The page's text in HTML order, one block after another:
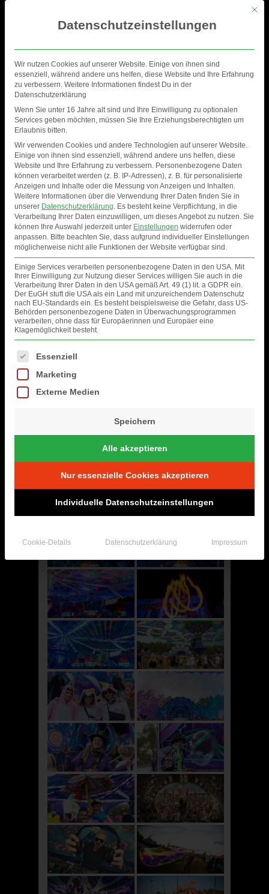
PSYCHEDELIC CIRCUS |
GÖHLEN
Mit
Datenschutzeinstellungen
Wir nutzen Cookies auf unserer Website. Einige von ihnen sind
essenziell, während andere uns helfen, diese Website und Ihre Erfahrung
zu verbessern. Weitere Informationen findest Du in der
Datenschutzerklärung
Wenn Sie unter 16 Jahre alt sind und Ihre Einwilligung zu optionalen
Services geben möchten, müssen Sie Ihre Erziehungsberechtigten um
Erlaubnis bitten.
Wir verwenden Cookies und andere Technologien auf unserer Website.
Einige von ihnen sind essenziell, während andere uns helfen, diese
Website und Ihre Erfahrung zu verbessern. Personenbezogene Daten
können verarbeitet werden (z. B. IP-Adressen), z. B. für personalisierte
Anzeigen und Inhalte oder die Messung von Anzeigen und Inhalten.
Weitere Informationen über die Verwendung Ihrer Daten finden Sie in
unserer Datenschutzerklärung. Es besteht keine Verpflichtung, in die
Verarbeitung Ihrer Daten einzuwilligen, um dieses Angebot zu nutzen. Sie
können Ihre Auswahl jederzeit unter Einstellungen widerrufen oder
anpassen. Bitte beachten Sie, dass aufgrund individueller Einstellungen
möglicherweise nicht alle Funktionen der Website verfügbar sind.
Einige Services verarbeiten personenbezogene Daten in den USA. Mit
Ihrer Einwilligung zur Nutzung dieser Services willigen Sie auch in die
Verarbeitung Ihrer Daten in den USA gemäß Art. 49 (1) lit. a GDPR ein.
Der EuGH stuft die USA als ein Land mit unzureichendem Datenschutz
nach EU-Standards ein. Es besteht beispielsweise die Gefahr, dass US-
Behörden personenbezogene Daten in Überwachungsprogrammen
verarbeiten, ohne dass für Europäerinnen und Europäer eine
Klagemöglichkeit besteht.
Es folgt eine Liste der Service-Gruppen, für die eine Einwilligung erteilt
Essenziell
Marketing
Externe Medien
Speichern
Alle akzeptieren
Nur essenzielle Cookies akzeptieren
Individuelle Datenschutzeinstellungen
Cookie-Details Datenschutzerklärung Impressum